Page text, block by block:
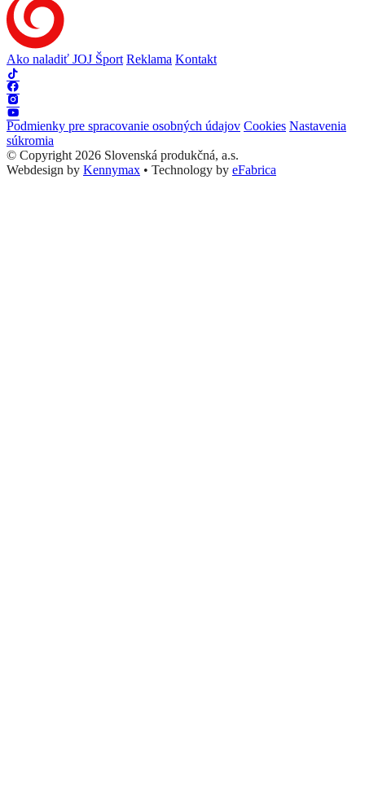
Ako naladiť JOJ Šport Reklama Kontakt
Podmienky pre spracovanie osobných údajov Cookies Nastavenia
súkromia
© Copyright 2026 Slovenská produkčná, a.s.
Webdesign by Kennymax • Technology by eFabrica